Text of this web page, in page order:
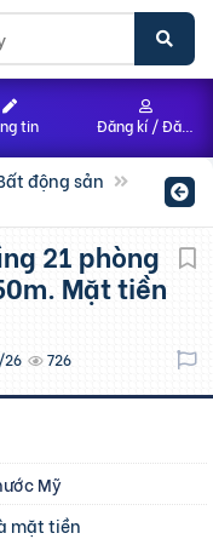
động sản
Mặt tiền
26 726
Mỹ
mặt tiền
tin